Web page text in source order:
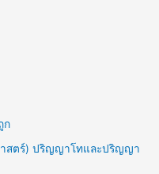
ก
าสตร์) ปริญญาโทและปริญญา